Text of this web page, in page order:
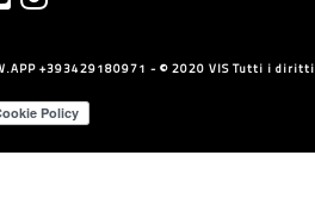
+393429180971 - © 2020 VIS Tutti i